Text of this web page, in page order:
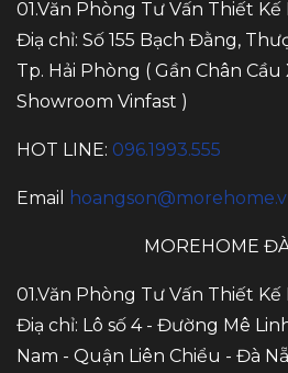
01.Văn Phòng Tư Vấn Thiết Kế
Điạ chỉ: Số 155 Bạch Đằng,
Tp. Hải Phòng ( Gần Chân
Showroom Vinfast )
HOT LINE: 096.1993.555
Email
MOREHOME
01.Văn Phòng Tư Vấn Thiết Kế
Điạ chỉ: Lô số 4 - Đường Mê
Nam - Quận Liên Chiểu - Đà